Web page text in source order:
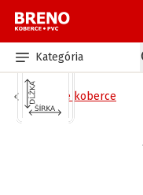
Kategória
Záťažové koberce